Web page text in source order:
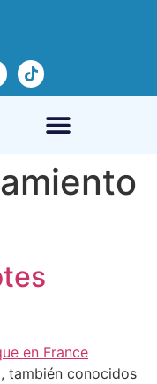
también conocidos